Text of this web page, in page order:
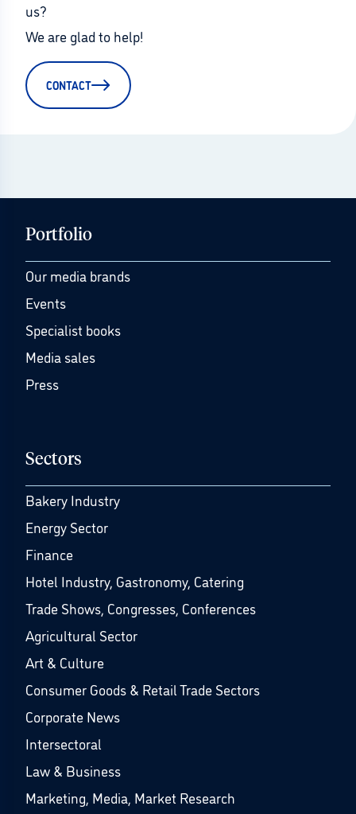
us?
We are glad to help!
CONTACT
Portfolio
Our media brands
Events
Specialist books
Media sales
Press
Sectors
Bakery Industry
Energy Sector
Finance
Hotel Industry, Gastronomy, Catering
Trade Shows, Congresses, Conferences
Agricultural Sector
Art & Culture
Consumer Goods & Retail Trade Sectors
Corporate News
Intersectoral
Law & Business
Marketing, Media, Market Research